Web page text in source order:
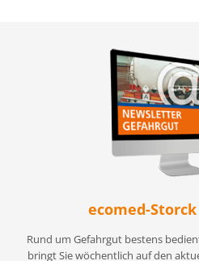
ecomed-
Rund um Gefahrgut bestens
bringt Sie wöchentlich auf den